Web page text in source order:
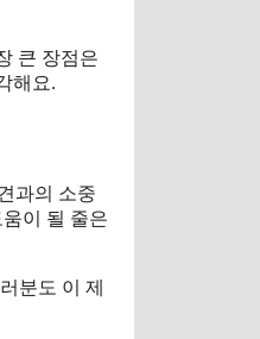
큰 장점은
해요.
과의 소중
이 될 줄은
분도 이 제